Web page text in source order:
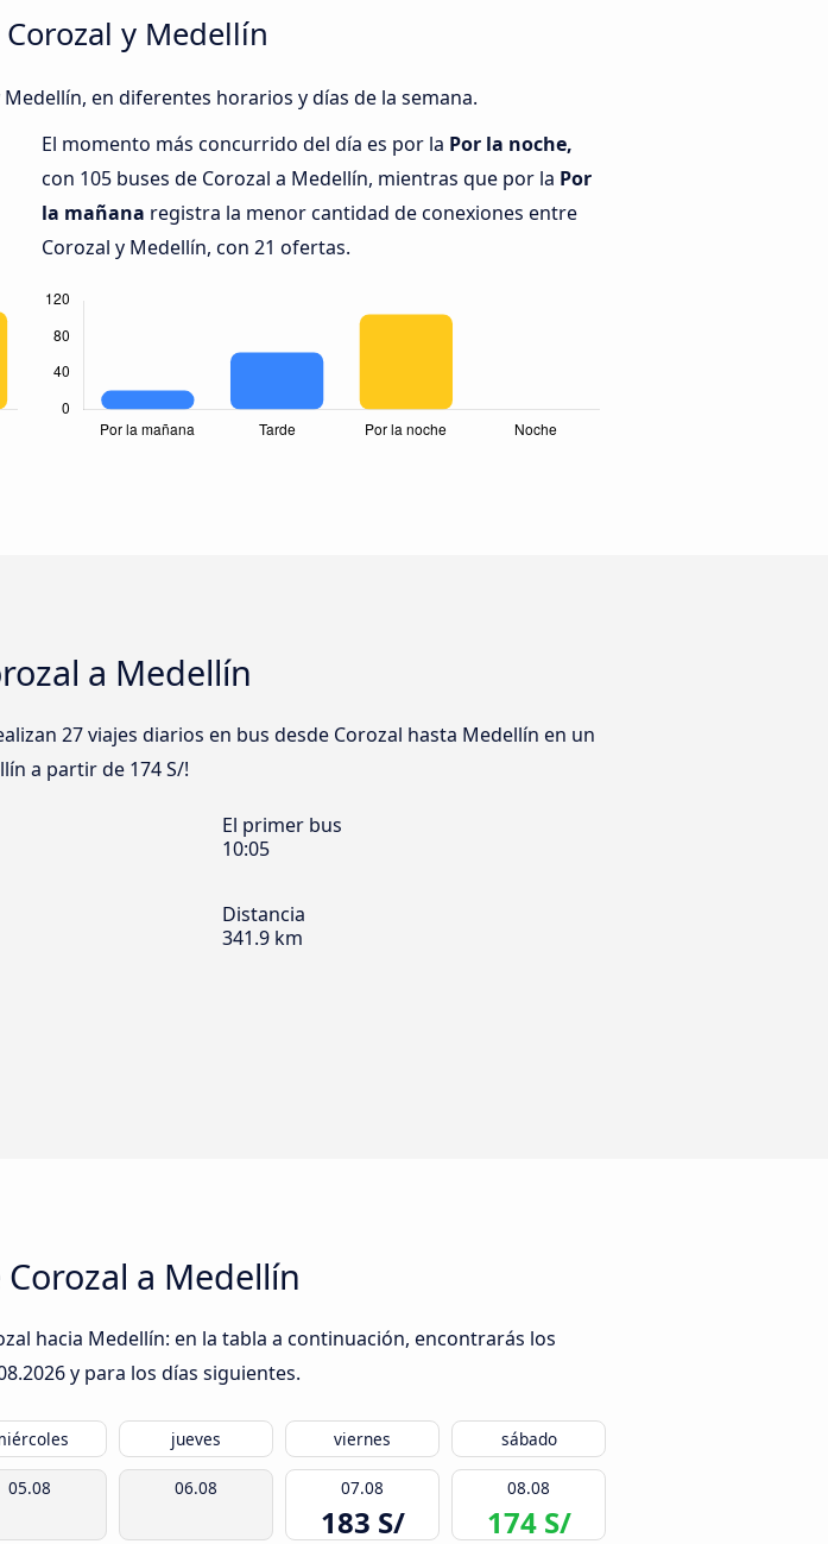
y Medellín
en diferentes horarios y días de la semana.
El momento más concurrido del día es por la Por la noche,
con 105 buses de Corozal a Medellín, mientras que por la Por
la mañana registra la menor cantidad de conexiones entre
Corozal y Medellín, con 21 ofertas.
a Medellín
27 viajes diarios en bus desde Corozal hasta Medellín en un
a partir de 174 S/!
El primer bus
10:05
Distancia
341.9 km
a Medellín
hacia Medellín: en la tabla a continuación, encontrarás los
y para los días siguientes.
jueves viernes sábado
05.08 06.08 07.08
183 S/
08.08
174 S/